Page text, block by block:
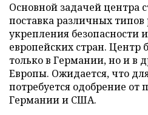
Основной задачей центра
поставка различных типов
укрепления безопасности
европейских стран. Центр
только в Германии, но и в
Европы. Ожидается, что
потребуется одобрение от
Германии и США.